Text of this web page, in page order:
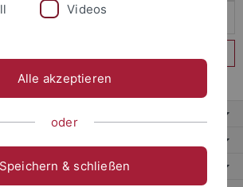
Videos
Alle akzeptieren
oder
Speichern & schließen